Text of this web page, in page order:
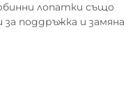
лопатки също
за поддръжка и замяна